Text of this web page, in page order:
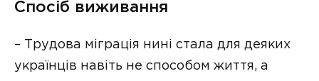
Спосіб виживання
– Трудова міграція нині стала для деяких
українців навіть не способом життя, а